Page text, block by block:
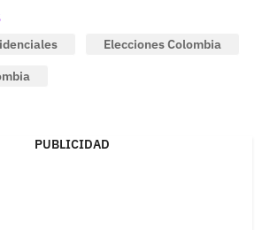
Elecciones Colombia
PUBLICIDAD